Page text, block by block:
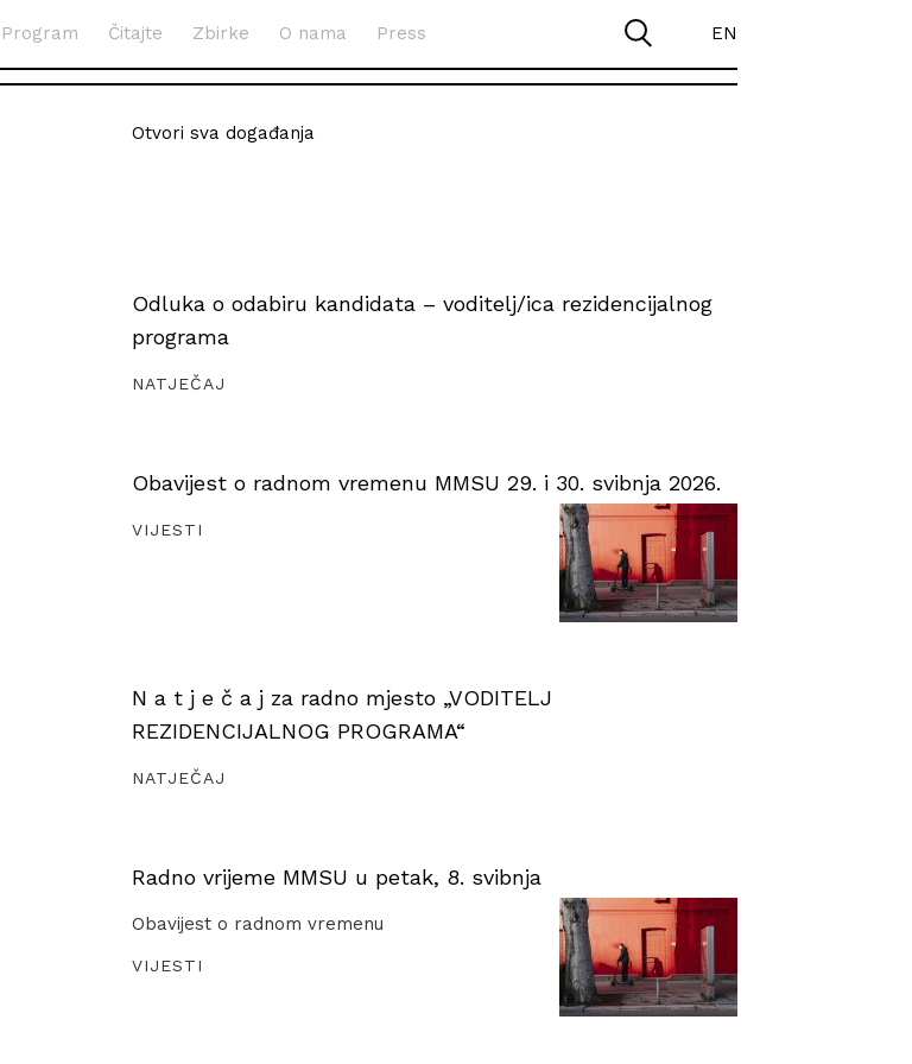
Program Čitajte Zbirke O nama Press EN
Otvori sva događanja
Odluka o odabiru kandidata – voditelj/ica rezidencijalnog
programa
NATJEČAJ
Obavijest o radnom vremenu MMSU 29. i 30. svibnja 2026.
VIJESTI
N a t j e č a j za radno mjesto „VODITELJ
REZIDENCIJALNOG PROGRAMA“
NATJEČAJ
Radno vrijeme MMSU u petak, 8. svibnja
Obavijest o radnom vremenu
VIJESTI